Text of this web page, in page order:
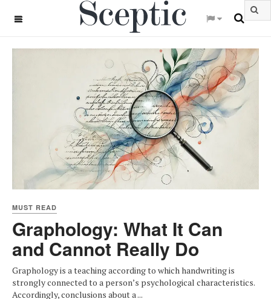
OFF CANVAS
MUST READ
Graphology: What It Can
and Cannot Really Do
Graphology is a teaching according to which handwriting is
strongly connected to a person’s psychological characteristics.
Accordingly, conclusions about a ...